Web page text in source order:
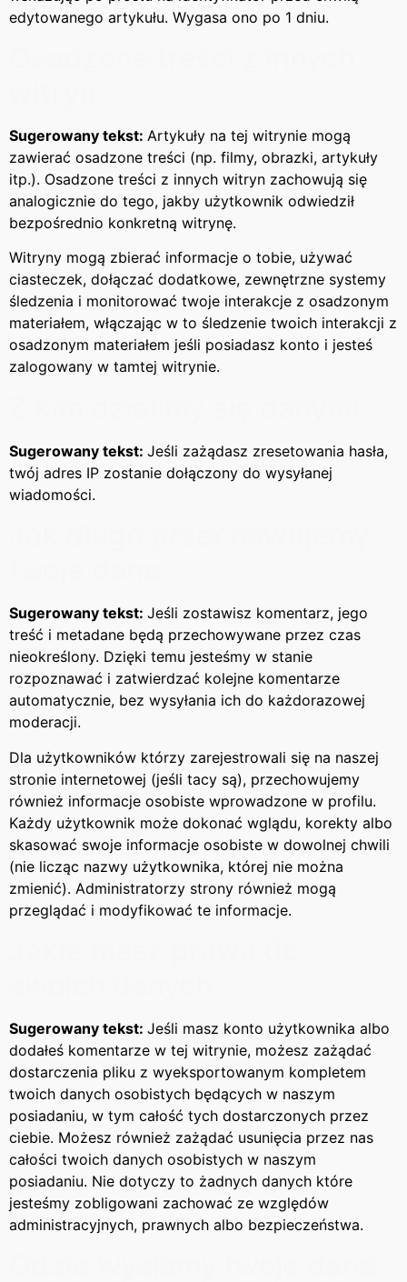
edytowanego artykułu. Wygasa ono po 1 dniu.
Sugerowany tekst: Artykuły na tej witrynie mogą
zawierać osadzone treści (np. filmy, obrazki, artykuły
itp.). Osadzone treści z innych witryn zachowują się
analogicznie do tego, jakby użytkownik odwiedził
bezpośrednio konkretną witrynę.
Witryny mogą zbierać informacje o tobie, używać
ciasteczek, dołączać dodatkowe, zewnętrzne systemy
śledzenia i monitorować twoje interakcje z osadzonym
materiałem, włączając w to śledzenie twoich interakcji z
osadzonym materiałem jeśli posiadasz konto i jesteś
zalogowany w tamtej witrynie.
Sugerowany tekst: Jeśli zażądasz zresetowania hasła,
twój adres IP zostanie dołączony do wysyłanej
wiadomości.
Sugerowany tekst: Jeśli zostawisz komentarz, jego
treść i metadane będą przechowywane przez czas
nieokreślony. Dzięki temu jesteśmy w stanie
rozpoznawać i zatwierdzać kolejne komentarze
automatycznie, bez wysyłania ich do każdorazowej
moderacji.
Dla użytkowników którzy zarejestrowali się na naszej
stronie internetowej (jeśli tacy są), przechowujemy
również informacje osobiste wprowadzone w profilu.
Każdy użytkownik może dokonać wglądu, korekty albo
skasować swoje informacje osobiste w dowolnej chwili
(nie licząc nazwy użytkownika, której nie można
zmienić). Administratorzy strony również mogą
przeglądać i modyfikować te informacje.
Sugerowany tekst: Jeśli masz konto użytkownika albo
dodałeś komentarze w tej witrynie, możesz zażądać
dostarczenia pliku z wyeksportowanym kompletem
twoich danych osobistych będących w naszym
posiadaniu, w tym całość tych dostarczonych przez
ciebie. Możesz również zażądać usunięcia przez nas
całości twoich danych osobistych w naszym
posiadaniu. Nie dotyczy to żadnych danych które
jesteśmy zobligowani zachować ze względów
administracyjnych, prawnych albo bezpieczeństwa.